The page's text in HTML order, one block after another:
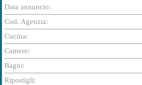
Data annuncio:
Cod. Agenzia:
Cucina:
Camere:
Bagni:
Ripostigli: